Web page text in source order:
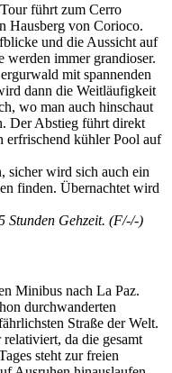
führt zum Cerro
Hausberg von Corioco.
und die Aussicht auf
werden immer grandioser.
mit spannenden
dann die Weitläufigkeit
wo man auch hinschaut
Der Abstieg führt direkt
erfrischend kühler Pool auf
sicher wird sich auch ein
finden. Übernachtet wird
Gehzeit. (F/-/-)
Minibus nach La Paz.
durchwanderten
Straße der Welt.
da die gesamt
steht zur freien